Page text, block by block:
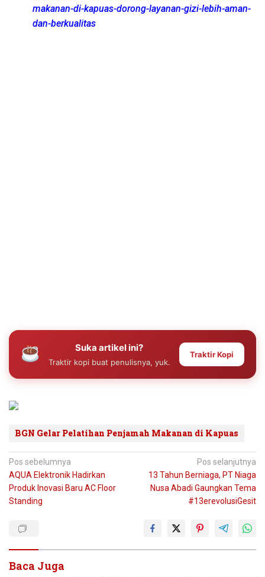
makanan-di-kapuas-dorong-layanan-gizi-lebih-aman-
dan-berkualitas
Suka artikel ini?
Traktir kopi buat penulisnya, yuk.
Traktir Kopi
BGN Gelar Pelatihan Penjamah Makanan di Kapuas
Navigasi
pos
Pos sebelumnya
AQUA Elektronik Hadirkan
Produk Inovasi Baru AC Floor
Standing
Pos selanjutnya
13 Tahun Berniaga, PT Niaga
Nusa Abadi Gaungkan Tema
#13erevolusiGesit
Baca Juga